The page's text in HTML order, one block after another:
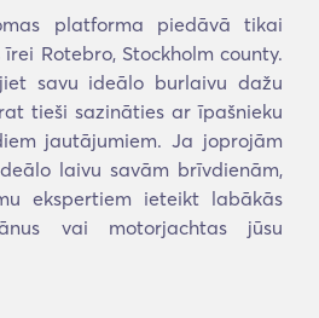
platforma piedāvā tikai
Rotebro, Stockholm county.
savu ideālo burlaivu dažu
tieši sazināties ar īpašnieku
jautājumiem. Ja joprojām
laivu savām brīvdienām,
ekspertiem ieteikt labākās
vai motorjachtas jūsu